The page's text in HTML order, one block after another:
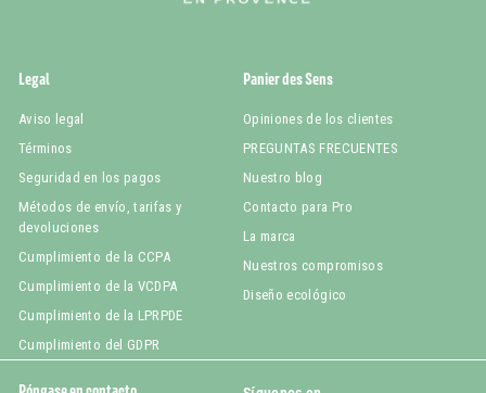
Legal
Aviso legal
Términos
Seguridad en los pagos
Métodos de envío, tarifas y
devoluciones
Cumplimiento de la CCPA
Cumplimiento de la VCDPA
Cumplimiento de la LPRPDE
Cumplimiento del GDPR
Panier des Sens
Opiniones de los clientes
PREGUNTAS FRECUENTES
Nuestro blog
Contacto para Pro
La marca
Nuestros compromisos
Diseño ecológico